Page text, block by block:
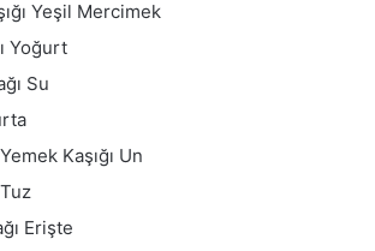
Yeşil Mercimek
Yoğurt
Su
Kaşığı Un
Erişte